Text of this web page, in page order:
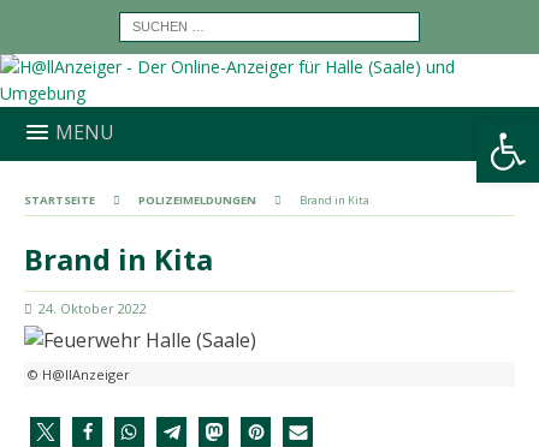
Werkzeugleiste öffnen
MENU
STARTSEITE POLIZEIMELDUNGEN Brand in Kita
Brand in Kita
24. Oktober 2022
© H@llAnzeiger